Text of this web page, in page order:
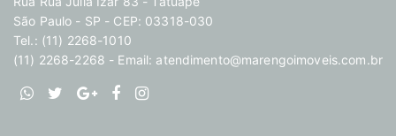
São Paulo - SP - CEP: 03318-030
Tel.: (11) 2268-1010
(11) 2268-2268 - Email: atendimento@marengoimoveis.com.br